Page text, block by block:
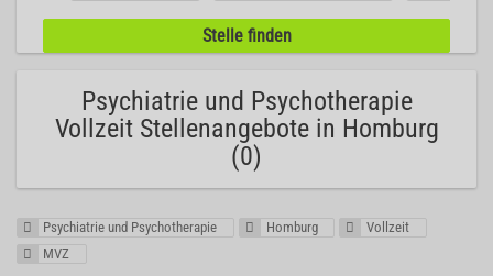
Psychiatrie und Psychotherapie
Vollzeit Stellenangebote in Homburg
(0)
Psychiatrie und Psychotherapie Homburg
Vollzeit
MVZ